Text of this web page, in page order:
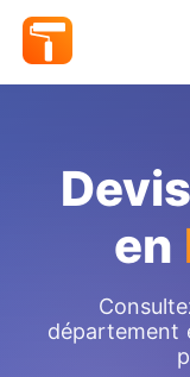
en
département